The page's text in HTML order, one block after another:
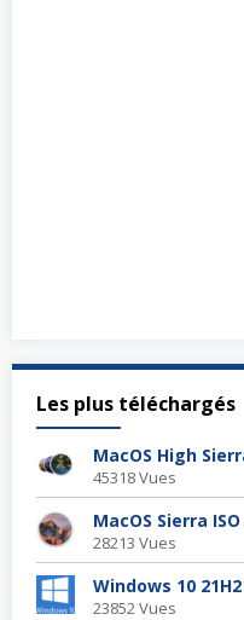
Les plus téléchargés
MacOS High
45318 Vues
MacOS Sierra ISO
28213 Vues
Windows 10
23852 Vues